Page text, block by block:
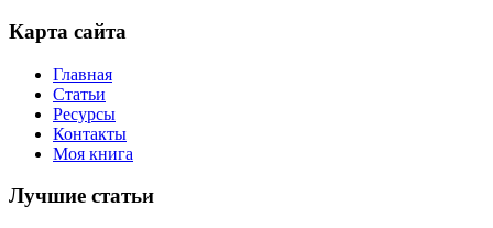
Карта сайта
Главная
Статьи
Ресурсы
Контакты
Моя книга
Лучшие статьи